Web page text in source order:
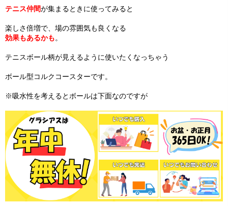
テニス仲間が集まるときに使ってみると
楽しさ倍増で、場の雰囲気も良くなる
効果もあるかも。
テニスボール柄が見えるように使いたくなっちゃう
ボール型コルクコースターです。
※吸水性を考えるとボールは下面なのですが